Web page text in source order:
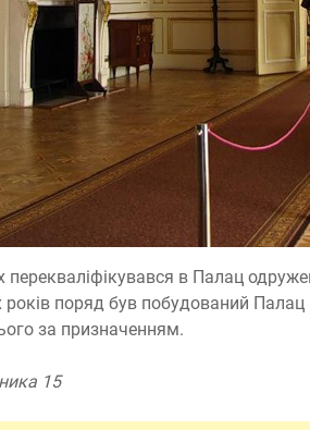
в Палац
років поряд був побудований
за призначенням.
15